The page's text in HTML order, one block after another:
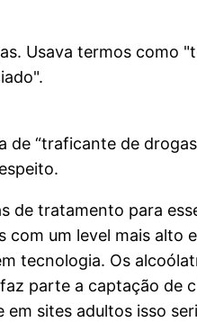
Usava termos como
“traficante de
de tratamento para
um level mais alto
tecnologia. Os
parte a captação de
sites adultos isso